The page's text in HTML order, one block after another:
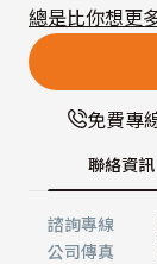
總是比你想更
免費專
聯絡資訊
諮詢專線
公司傳真